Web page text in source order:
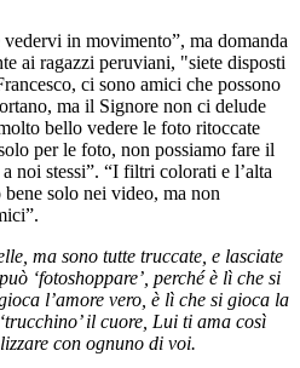
in movimento”, ma domanda
ai ragazzi peruviani, "siete disposti
ci sono amici che possono
ma il Signore non ci delude
bello vedere le foto ritoccate
per le foto, non possiamo fare il
noi stessi”. “I filtri colorati e l’alta
solo nei video, ma non
ma sono tutte truccate, e lasciate
‘fotoshoppare’, perché è lì che si
l’amore vero, è lì che si gioca la
il cuore, Lui ti ama così
con ognuno di voi.